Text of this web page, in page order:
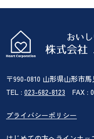
〒990-0810 山形県山形市
TEL : 023-682-8123 FAX :
プライバシーポリシー